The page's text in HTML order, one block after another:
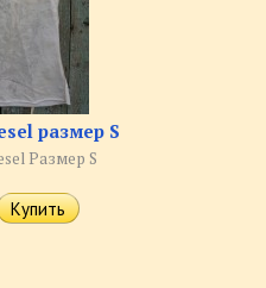
размер S
Размер S